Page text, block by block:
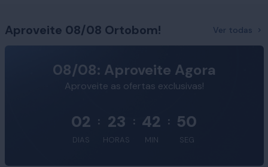
Aproveite 08/08 Ortobom! Ver todas
08/08: Aproveite Agora
Aproveite as ofertas exclusivas!
02
DIAS
: 23
HORAS
: 42
MIN
: 49
SEG